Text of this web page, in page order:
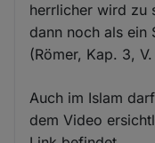
herrlicher wird zu
dann noch als ein
(Römer, Kap. 3, V.
Auch im Islam
dem Video